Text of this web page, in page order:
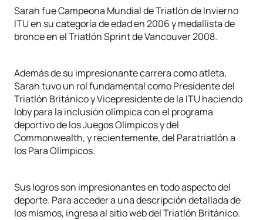
Sarah fue Campeona Mundial de Triatlón de Invierno
ITU en su categoría de edad en 2006 y medallista de
bronce en el Triatlón Sprint de Vancouver 2008.
Además de su impresionante carrera como atleta,
Sarah tuvo un rol fundamental como Presidente del
Triatlón Británico y Vicepresidente de la ITU haciendo
loby para la inclusión olímpica con el programa
deportivo de los Juegos Olímpicos y del
Commonwealth, y recientemente, del Paratriatlón a
los Para Olímpicos.
Sus logros son impresionantes en todo aspecto del
deporte. Para acceder a una descripción detallada de
los mismos, ingresa al sitio web del Triatlón Británico.